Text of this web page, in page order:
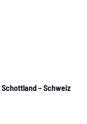
Schottland – Schweiz